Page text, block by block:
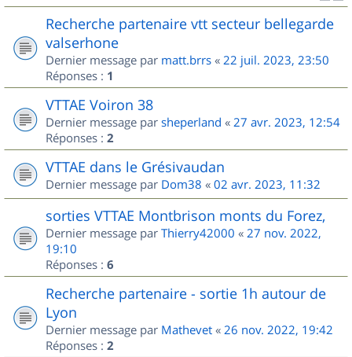
Recherche partenaire vtt secteur bellegarde
valserhone
Dernier message par matt.brrs « 22 juil. 2023, 23:50
Réponses : 1
VTTAE Voiron 38
Dernier message par sheperland « 27 avr. 2023, 12:54
Réponses : 2
VTTAE dans le Grésivaudan
Dernier message par Dom38 « 02 avr. 2023, 11:32
sorties VTTAE Montbrison monts du Forez,
Dernier message par Thierry42000 « 27 nov. 2022,
19:10
Réponses : 6
Recherche partenaire - sortie 1h autour de
Lyon
Dernier message par Mathevet « 26 nov. 2022, 19:42
Réponses : 2